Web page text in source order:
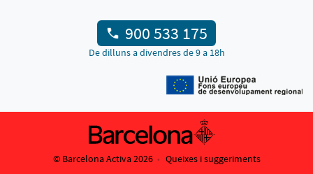
900 533 175
De dilluns a divendres de 9 a 18h
© Barcelona Activa 2026 Queixes i suggeriments